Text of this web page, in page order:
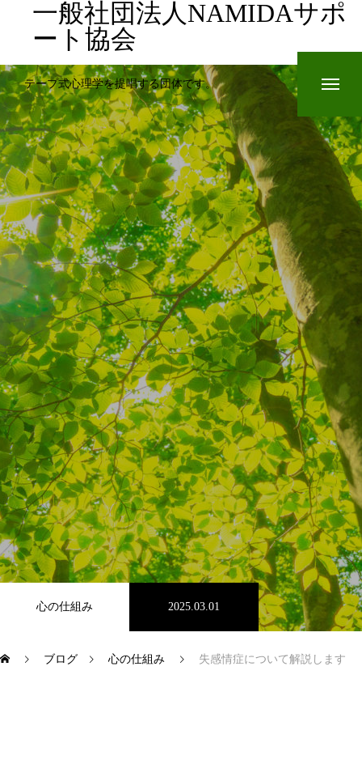
一般社団法人NAMIDAサポ
ート協会
テープ式心理学を提唱する団体です。
テープ式心理学記事
心理カウンセリング
お問い合わせ
かんじょうにっき
メンタルAIチーム
特定商取引表示
心の仕組み 2025.03.01
ブログ 心の仕組み 失感情症について解説します